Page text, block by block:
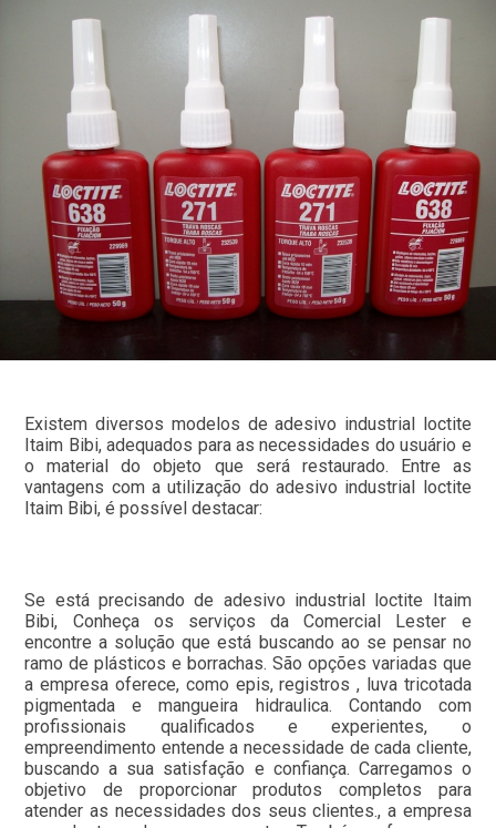
Existem diversos modelos de adesivo industrial loctite
Itaim Bibi, adequados para as necessidades do usuário e
o material do objeto que será restaurado. Entre as
vantagens com a utilização do adesivo industrial loctite
Itaim Bibi, é possível destacar:
Se está precisando de adesivo industrial loctite Itaim
Bibi, Conheça os serviços da Comercial Lester e
encontre a solução que está buscando ao se pensar no
ramo de plásticos e borrachas. São opções variadas que
a empresa oferece, como epis, registros , luva tricotada
pigmentada e mangueira hidraulica. Contando com
profissionais qualificados e experientes, o
empreendimento entende a necessidade de cada cliente,
buscando a sua satisfação e confiança. Carregamos o
objetivo de proporcionar produtos completos para
atender as necessidades dos seus clientes., a empresa